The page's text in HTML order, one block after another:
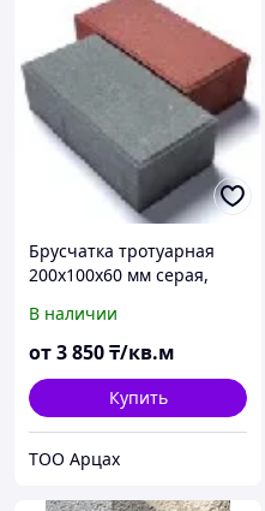
Брусчатка тротуарная
200х100х60 мм серая,
В наличии
от3 850₸/кв.м
Купить
ТОО Арцах